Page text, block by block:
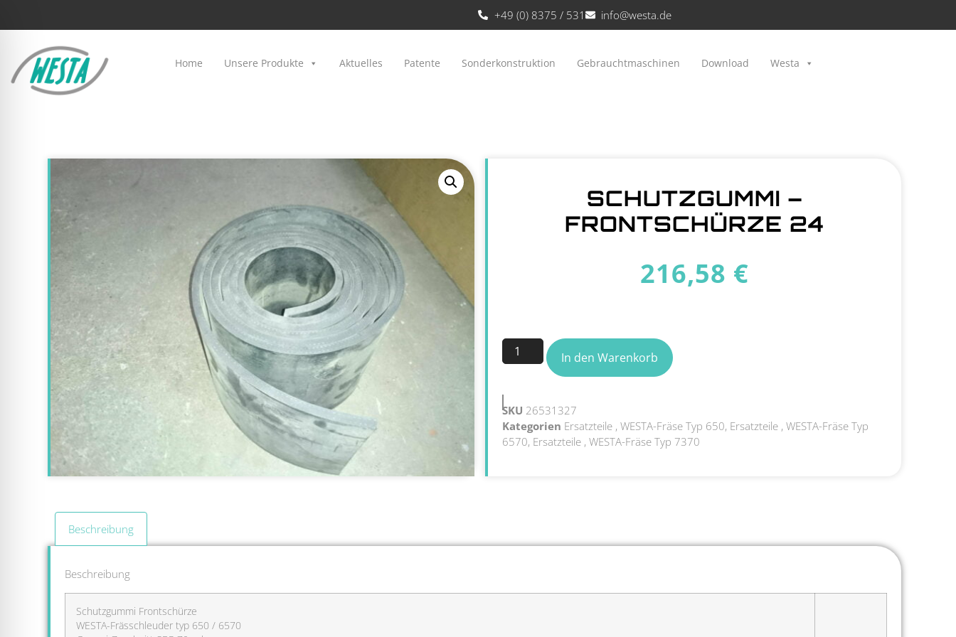
+49 (0) 8375 / 531 info@westa.de
Home Unsere Produkte Aktuelles Patente Sonderkonstruktion Gebrauchtmaschinen Download Westa
SCHUTZGUMMI –
FRONTSCHÜRZE 24
216,58 €
In den Warenkorb
SKU 26531327
Kategorien Ersatzteile ,WESTA-Fräse Typ 650, Ersatzteile ,WESTA-Fräse Typ
6570, Ersatzteile ,WESTA-Fräse Typ 7370
Beschreibung
Beschreibung
Schutzgummi Frontschürze
WESTA-Frässchleuder typ 650 / 6570